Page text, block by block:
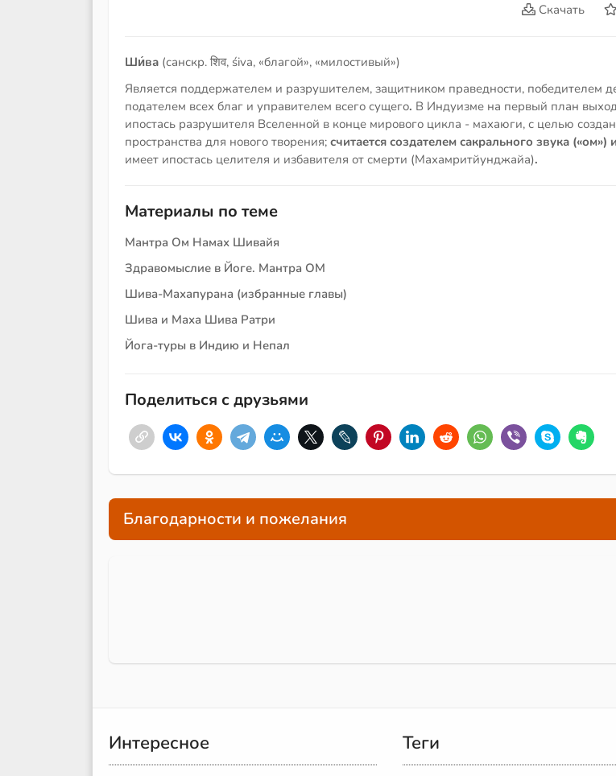
Скачать
Ши́ва (санскр. शिव, śiva, «благой», «милостивый»)
Является поддержателем и разрушителем, защитником праведности, победителем
подателем всех благ и управителем всего сущего. В Индуизме на первый план
ипостась разрушителя Вселенной в конце мирового цикла - махаюги, с целью
пространства для нового творения; считается создателем сакрального звука («ом»)
имеет ипостась целителя и избавителя от смерти (Махамритйунджайа).
Материалы по теме
Мантра Ом Намах Шивайя
Здравомыслие в Йоге. Мантра ОМ
Шива-Махапурана (избранные главы)
Шива и Маха Шива Ратри
Йога-туры в Индию и Непал
Поделиться с друзьями
Благодарности и пожелания
Интересное Теги